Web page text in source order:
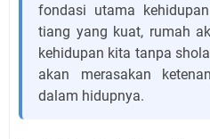
fondasi utama
tiang yang kuat, rumah
kehidupan kita tanpa
akan merasakan
dalam hidupnya.